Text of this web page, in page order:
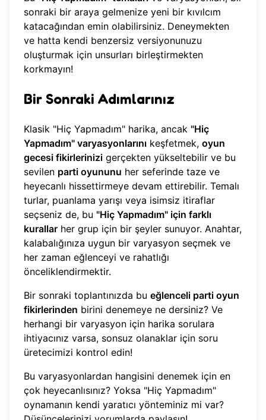
sonraki bir araya gelmenize yeni bir kıvılcım
katacağından emin olabilirsiniz. Deneymekten
ve hatta kendi benzersiz versiyonunuzu
oluşturmak için unsurları birleştirmekten
korkmayın!
Bir Sonraki Adımlarınız
Klasik "Hiç Yapmadım" harika, ancak "Hiç
Yapmadım" varyasyonlarını keşfetmek, oyun
gecesi fikirlerinizi gerçekten yükseltebilir ve bu
sevilen parti oyununu her seferinde taze ve
heyecanlı hissettirmeye devam ettirebilir. Temalı
turlar, puanlama yarışı veya isimsiz itiraflar
seçseniz de, bu "Hiç Yapmadım" için farklı
kurallar her grup için bir şeyler sunuyor. Anahtar,
kalabalığınıza uygun bir varyasyon seçmek ve
her zaman eğlenceyi ve rahatlığı
önceliklendirmektir.
Bir sonraki toplantınızda bu eğlenceli parti oyun
fikirlerinden birini denemeye ne dersiniz? Ve
herhangi bir varyasyon için harika sorulara
ihtiyacınız varsa, sonsuz olanaklar için soru
üretecimizi kontrol edin!
Bu varyasyonlardan hangisini denemek için en
çok heyecanlısınız? Yoksa "Hiç Yapmadım"
oynamanın kendi yaratıcı yönteminiz mi var?